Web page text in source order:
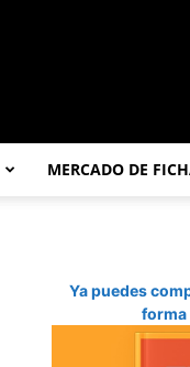
MERCADO DE
Ya puedes
forma